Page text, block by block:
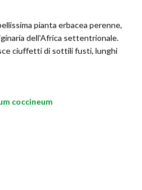
pianta erbacea perenne,
dell'Africa settentrionale.
ciuffetti di sottili fusti, lunghi
coccineum